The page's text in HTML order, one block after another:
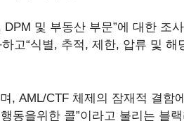
및 부동산 부문”에 대한 조
고“식별, 추적, 제한, 압류 및 해
, AML/CTF 체제의 잠재적 결함
동을위한 콜”이라고 불리는 블